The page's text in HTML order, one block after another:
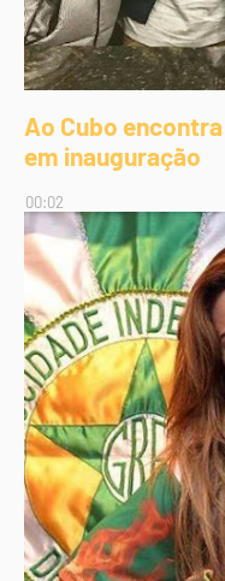
Ao Cubo
em inauguração
00:02